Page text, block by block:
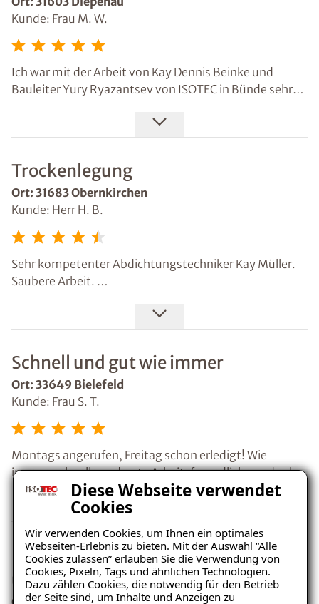
Diese Webseite verwendet
Cookies
Wir verwenden Cookies, um Ihnen ein optimales
Webseiten-Erlebnis zu bieten. Mit der Auswahl “Alle
Cookies zulassen” erlauben Sie die Verwendung von
Cookies, Pixeln, Tags und ähnlichen Technologien.
Dazu zählen Cookies, die notwendig für den Betrieb
der Seite sind, um Inhalte und Anzeigen zu
Kunde: Frau M. W.
Ich war mit der Arbeit von Kay Dennis Beinke und
Bauleiter Yury Ryazantsev von ISOTEC in Bünde sehr
Bei mir wurde der Keller komplett abgedichtet und
mehrere feuchte Wände im Haus wurden bearbeitet.
damit keine Feuchtigkeit mehr hochsteigen kann.
Die Arbeiten waren umfangreich und natürlich auch
nicht gerade günstig. Es gab während der Arbeiten viel
Sanierung aber wohl kaum vermeiden lässt.
Besonders positiv war auch die Beratung durch Chris
Lennart Schneider, Sachverständiger für Bau- und
Durchführung besprochen und geplant. Er hat mich
sehr gut beraten und alles verständlich erklärt.
sauber, zuverlässig und professionell gearbeitet. Beide
waren freundlich, pünktlich und haben sich Zeit
genommen, alles verständlich zu erklären.
bleibt, aber mit der Ausführung der Arbeiten und dem
gesamten Ablauf war ich sehr zufrieden und kann
ISOTEC Bünde weiterempfehlen.
Trockenlegung
Ort: 31683 Obernkirchen
Kunde: Herr H. B.
Sehr kompetenter Abdichtungstechniker Kay Müller.
Saubere Arbeit.
Sehr pünktlich.
Schnell und gut wie immer
Ort: 33649 Bielefeld
Kunde: Frau S. T.
Montags angerufen, Freitag schon erledigt! Wie
immer, schnelle und gute Arbeit, freundliche und sehr
sympathische Mitarbeiter die ihr Handwerk verstehen!
Isotec überzeugt mit Qualität und
umfassendem Service.